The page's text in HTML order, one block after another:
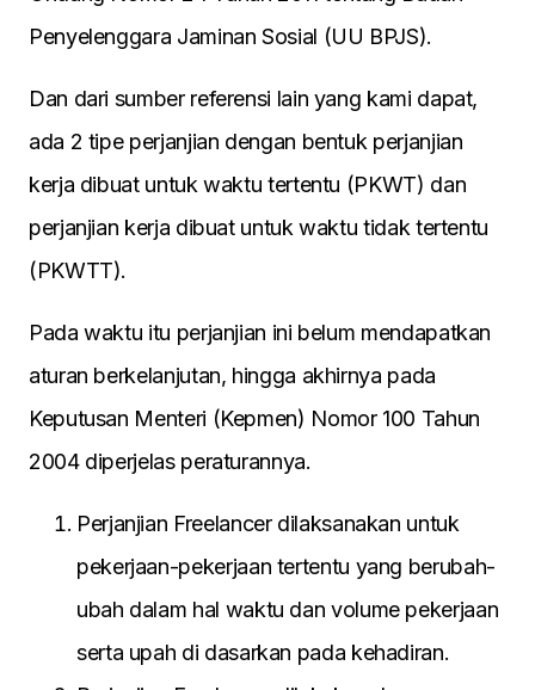
Penyelenggara Jaminan Sosial (UU BPJS).
Dan dari sumber referensi lain yang kami dapat,
ada 2 tipe perjanjian dengan bentuk perjanjian
kerja dibuat untuk waktu tertentu (PKWT) dan
perjanjian kerja dibuat untuk waktu tidak tertentu
(PKWTT).
Pada waktu itu perjanjian ini belum mendapatkan
aturan berkelanjutan, hingga akhirnya pada
Keputusan Menteri (Kepmen) Nomor 100 Tahun
2004 diperjelas peraturannya.
Perjanjian Freelancer dilaksanakan untuk
pekerjaan-pekerjaan tertentu yang berubah-
ubah dalam hal waktu dan volume pekerjaan
serta upah di dasarkan pada kehadiran.